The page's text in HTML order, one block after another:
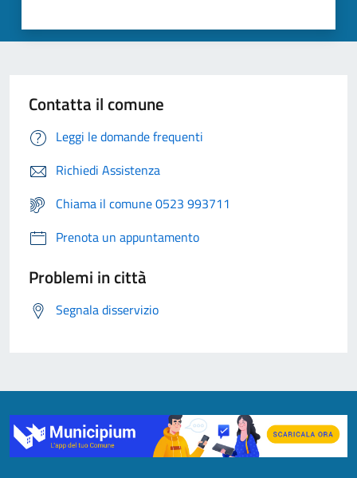
Contatta il comune
Leggi le domande frequenti
Richiedi Assistenza
Chiama il comune 0523 993711
Prenota un appuntamento
Problemi in città
Segnala disservizio